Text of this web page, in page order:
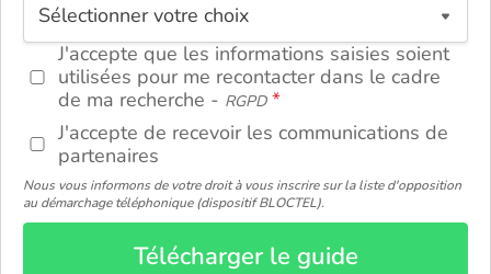
J'accepte que les informations saisies soient
utilisées pour me recontacter dans le cadre
de ma recherche - RGPD
J'accepte de recevoir les communications de
partenaires
Nous vous informons de votre droit à vous inscrire sur la liste d'opposition
au démarchage téléphonique (dispositif BLOCTEL).
Télécharger le guide
ou